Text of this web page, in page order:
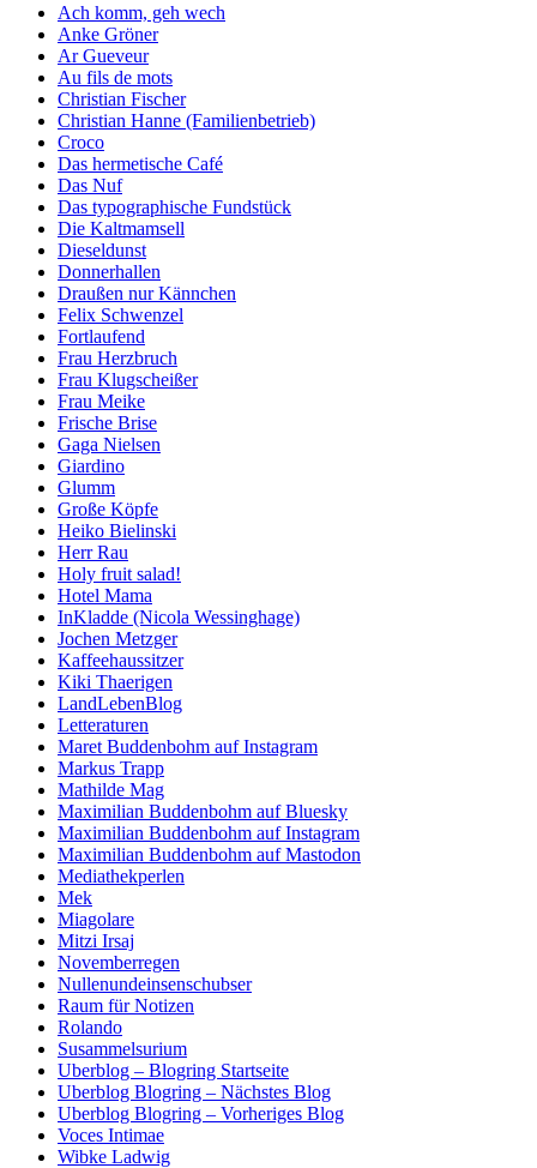
Ach komm, geh wech
Anke Gröner
Ar Gueveur
Au fils de mots
Christian Fischer
Christian Hanne (Familienbetrieb)
Croco
Das hermetische Café
Das Nuf
Das typographische Fundstück
Die Kaltmamsell
Dieseldunst
Donnerhallen
Draußen nur Kännchen
Felix Schwenzel
Fortlaufend
Frau Herzbruch
Frau Klugscheißer
Frau Meike
Frische Brise
Gaga Nielsen
Giardino
Glumm
Große Köpfe
Heiko Bielinski
Herr Rau
Holy fruit salad!
Hotel Mama
InKladde (Nicola Wessinghage)
Jochen Metzger
Kaffeehaussitzer
Kiki Thaerigen
LandLebenBlog
Letteraturen
Maret Buddenbohm auf Instagram
Markus Trapp
Mathilde Mag
Maximilian Buddenbohm auf Bluesky
Maximilian Buddenbohm auf Instagram
Maximilian Buddenbohm auf Mastodon
Mediathekperlen
Mek
Miagolare
Mitzi Irsaj
Novemberregen
Nullenundeinsenschubser
Raum für Notizen
Rolando
Susammelsurium
Uberblog – Blogring Startseite
Uberblog Blogring – Nächstes Blog
Uberblog Blogring – Vorheriges Blog
Voces Intimae
Wibke Ladwig